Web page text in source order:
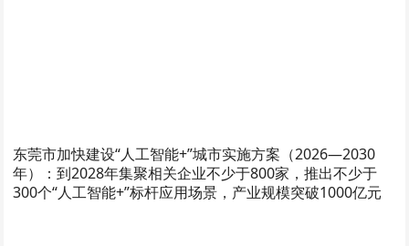
东莞市加快建设“人工智能+”城市实施方案（2026—2030
年）：到2028年集聚相关企业不少于800家，推出不少于
300个“人工智能+”标杆应用场景，产业规模突破1000亿元